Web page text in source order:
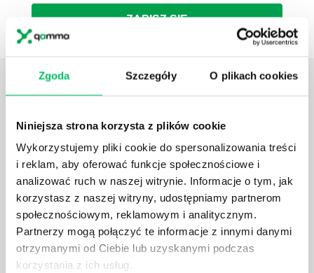
Zgoda Szczegóły O plikach cookies
Niniejsza strona korzysta z plików cookie
Wykorzystujemy pliki cookie do spersonalizowania treści
i reklam, aby oferować funkcje społecznościowe i
analizować ruch w naszej witrynie. Informacje o tym, jak
korzystasz z naszej witryny, udostępniamy partnerom
społecznościowym, reklamowym i analitycznym.
Partnerzy mogą połączyć te informacje z innymi danymi
otrzymanymi od Ciebie lub uzyskanymi podczas
korzystania z ich usług.
ZAPISZ SIĘ
ZOBACZ OSTATNIE ARTYKUŁY
z tej strefy wiedzy
ODPADACH?
Ustawa o odpadach jest dość istotną ustawą dla
każdej firmy. Kiedy dokładnie nowe przepisy wejdą w
życie? Od kiedy ich przestrzeganie będzie już
normalnie egzekwowane? Z czym trzeba się tutaj na
pewno liczyć?